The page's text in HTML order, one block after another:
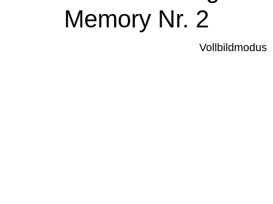
Memory Nr. 2
Vollbildmodus